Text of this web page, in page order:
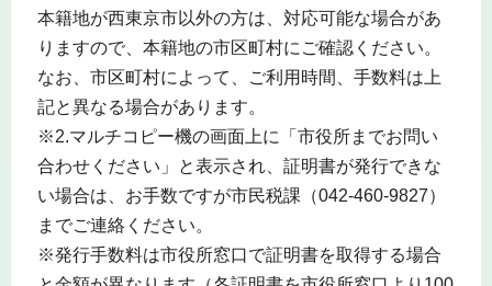
本籍地が西東京市以外の方は、対応可能な場合があ
りますので、本籍地の市区町村にご確認ください。
なお、市区町村によって、ご利用時間、手数料は上
記と異なる場合があります。
※2.マルチコピー機の画面上に「市役所までお問い
合わせください」と表示され、証明書が発行できな
い場合は、お手数ですが市民税課（042-460-9827）
までご連絡ください。
※発行手数料は市役所窓口で証明書を取得する場合